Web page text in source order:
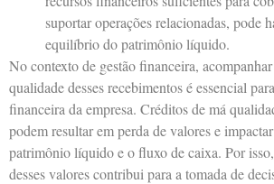
suportar operações relacionadas, pode
equilíbrio do patrimônio líquido.
No contexto de gestão financeira,
qualidade desses recebimentos é essencial
financeira da empresa. Créditos de má
podem resultar em perda de valores e
patrimônio líquido e o fluxo de caixa. Por
desses valores contribui para a tomada de